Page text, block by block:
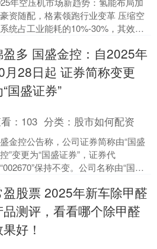
资随配，格素领跑行业变革 压缩空
统占工业能耗的10%-30%，其效率
空压机正....
盈多 国盛金控：自2025年
月28日起 证券简称变更
国盛证券”
： 103 分类： 股市如何配资
金控公告称，公司证券简称由“国盛
”变更为“国盛证券”，证券代
保持不变。公司名称由“国盛
股份有....
盈股票 2025年新车除甲醛
品测评，看看哪个除甲醛
好！